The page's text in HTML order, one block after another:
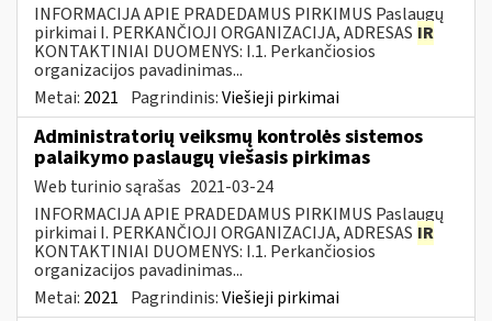
INFORMACIJA APIE PRADEDAMUS PIRKIMUS Paslaugų
pirkimai I. PERKANČIOJI ORGANIZACIJA, ADRESAS IR
KONTAKTINIAI DUOMENYS: I.1. Perkančiosios
organizacijos pavadinimas...
Metai: 2021 Pagrindinis:Viešieji pirkimai
Administratorių veiksmų kontrolės sistemos
palaikymo paslaugų viešasis pirkimas
Web turinio sąrašas 2021-03-24
INFORMACIJA APIE PRADEDAMUS PIRKIMUS Paslaugų
pirkimai I. PERKANČIOJI ORGANIZACIJA, ADRESAS IR
KONTAKTINIAI DUOMENYS: I.1. Perkančiosios
organizacijos pavadinimas...
Metai: 2021 Pagrindinis:Viešieji pirkimai